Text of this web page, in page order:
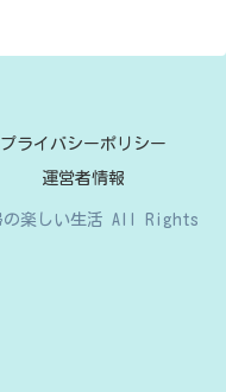
プライバシーポリシー
運営者情報
の楽しい生活 All Rights